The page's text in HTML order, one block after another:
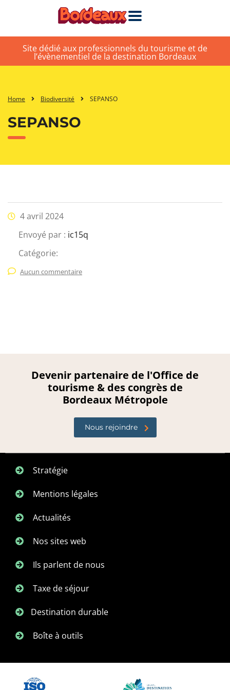
Site dédié aux professionnels du tourisme et de
l’évènementiel de la destination Bordeaux
Home Biodiversité SEPANSO
SEPANSO
4 avril 2024
Envoyé par : ic15q
Catégorie:
Aucun commentaire
Devenir partenaire de l'Office de
tourisme & des congrès de
Bordeaux Métropole
Nous rejoindre
Stratégie
Mentions légales
Actualités
Nos sites web
Ils parlent de nous
Taxe de séjour
Destination durable
Boîte à outils